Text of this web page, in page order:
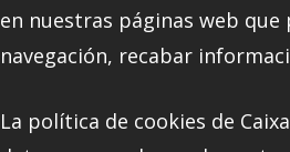
en nuestras páginas web que
navegación, recabar
La política de cookies de